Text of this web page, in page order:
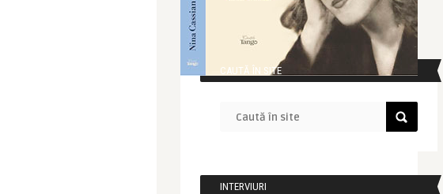
CAUTĂ ÎN SITE
INTERVIURI